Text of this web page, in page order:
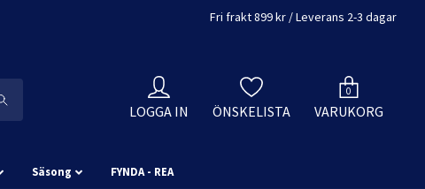
Fri frakt 899 kr / Leverans 2-3 dagar
LOGGA IN ÖNSKELISTA
0
VARUKORG
Säsong FYNDA - REA